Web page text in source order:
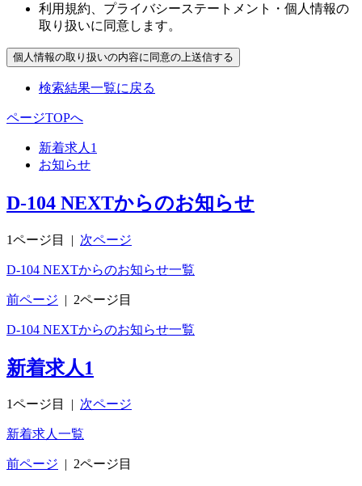
利用規約、プライバシーステートメント・個人情報の
取り扱いに同意します。
検索結果一覧に戻る
ページTOPへ
新着求人 1
お知らせ
D-104 NEXTからのお知らせ
1ページ目 | 次ページ
D-104 NEXTからのお知らせ一覧
前ページ | 2ページ目
D-104 NEXTからのお知らせ一覧
新着求人1
1ページ目 次ページ
新着求人一覧
前ページ 2ページ目